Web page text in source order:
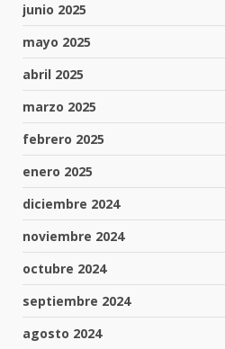
junio 2025
mayo 2025
abril 2025
marzo 2025
febrero 2025
enero 2025
diciembre 2024
noviembre 2024
octubre 2024
septiembre 2024
agosto 2024